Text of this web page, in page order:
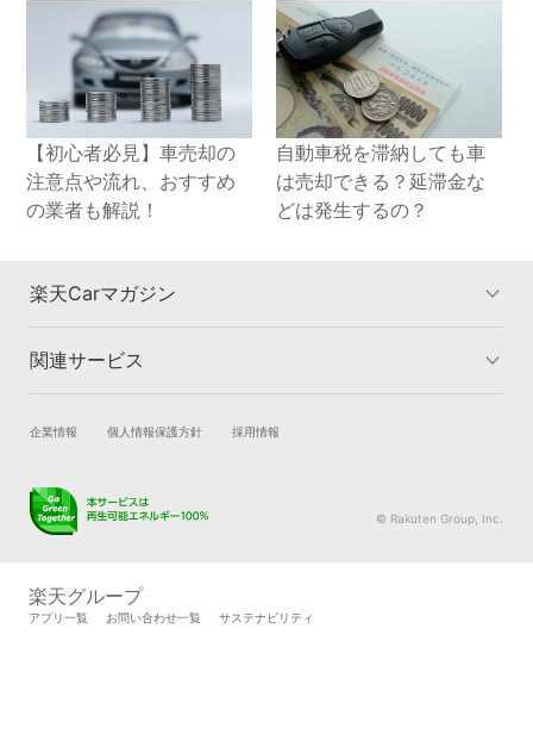
【初心者必見】車売却の
注意点や流れ、おすすめ
の業者も解説！
自動車税を滞納しても車
は売却できる？延滞金な
どは発生するの？
楽天Carマガジン
楽天Carマガジントップ
洗車・コーティングのカテゴリー
タイヤ交換のカテゴリー
車購入のカテゴリー
関連サービス
試乗・商談
新車購入
キズ修理予約
メンテナンス管理
自動車カタログ
自動車保険
企業情報 個人情報保護方針 採用情報
© Rakuten Group, Inc.
楽天グループ
アプリ一覧 お問い合わせ一覧 サステナビリティ